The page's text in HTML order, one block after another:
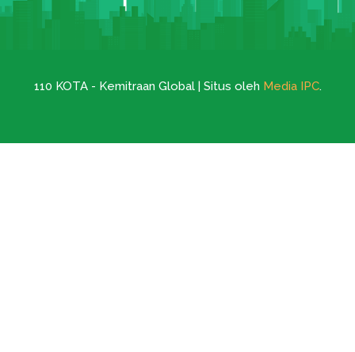
110 KOTA - Kemitraan Global | Situs oleh Media IPC.